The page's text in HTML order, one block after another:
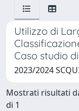
Utilizzo di
Caso studio
2023/2024
Mostrati risultati
di 1